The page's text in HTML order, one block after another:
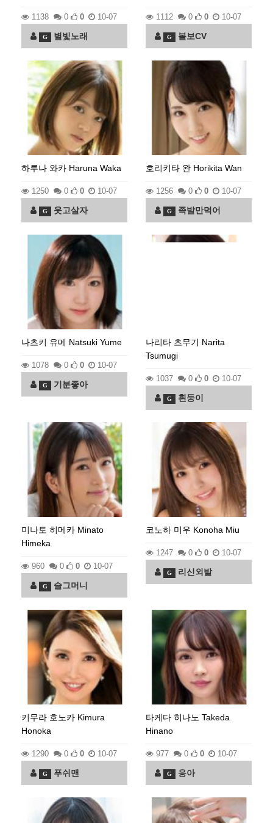
1138 0 0 10-07
G 별빛노래
1112 0 0 10-07
G 볼보CV
하루나 와카 Haruna Waka
1250 0 0 10-07
G 웃고살자
호리키타 완 Horikita Wan
1256 0 0 10-07
G 족발만먹어
나츠키 유메 Natsuki Yume
1078 0 0 10-07
G 기분좋아
나리타 츠무기 Narita
Tsumugi
1037 0 0 10-07
G 흰둥이
미나토 히메카 Minato
Himeka
960 0 0 10-07
G 슬그머니
코노하 미우 Konoha Miu
1247 0 0 10-07
G 리신외발
키무라 호노카 Kimura
Honoka
1290 0 0 10-07
G 푸쉬맨
타케다 히나노 Takeda
Hinano
977 0 0 10-07
G 응아